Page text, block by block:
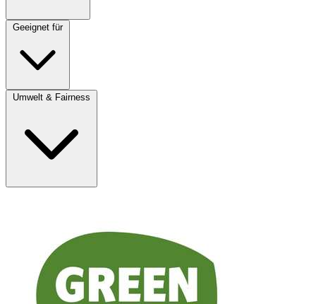
Geeignet für
Umwelt & Fairness